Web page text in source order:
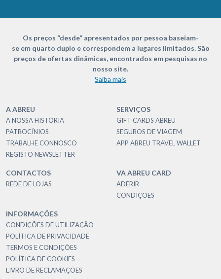
Os preços “desde” apresentados por pessoa baseiam-
se em quarto duplo e correspondem a lugares limitados. São
preços de ofertas dinâmicas, encontrados em pesquisas no
nosso site.
Saiba mais
A ABREU
A NOSSA HISTÓRIA
PATROCÍNIOS
TRABALHE CONNOSCO
REGISTO NEWSLETTER
SERVIÇOS
GIFT CARDS ABREU
SEGUROS DE VIAGEM
APP ABREU TRAVEL WALLET
CONTACTOS
REDE DE LOJAS
VA ABREU CARD
ADERIR
CONDIÇÕES
INFORMAÇÕES
CONDIÇÕES DE UTILIZAÇÃO
POLÍTICA DE PRIVACIDADE
TERMOS E CONDIÇÕES
POLÍTICA DE COOKIES
LIVRO DE RECLAMAÇÕES